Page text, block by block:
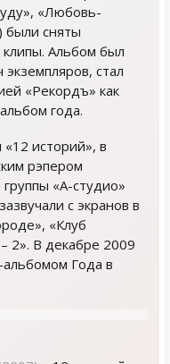
«Любовь-
были сняты
Альбом был
стал
«Рекордъ» как
года.
историй», в
рэпером
«А-студио»
с экранов в
«Клуб
2». В декабре 2009
Года в